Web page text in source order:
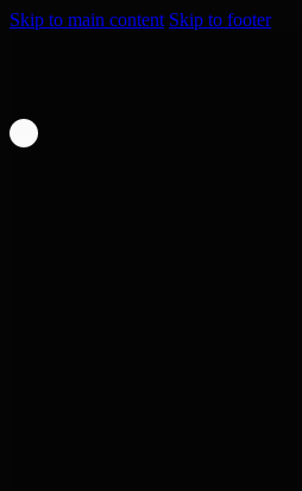
Skip to main content Skip to footer